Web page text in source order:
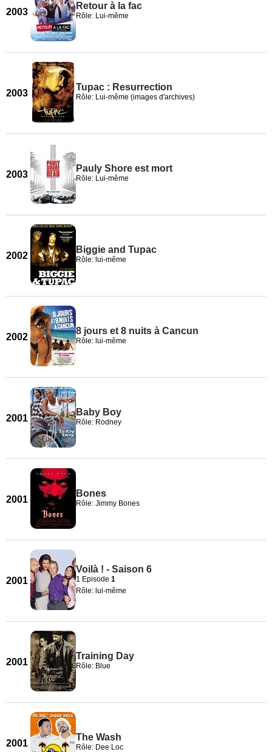
2003
Retour à la fac
Rôle: Lui-même
2003
Tupac : Resurrection
Rôle: Lui-même (images d'archives)
2003
Pauly Shore est mort
Rôle: Lui-même
2002
Biggie and Tupac
Rôle: lui-même
2002
8 jours et 8 nuits à Cancun
Rôle: lui-même
2001
Baby Boy
Rôle: Rodney
2001
Bones
Rôle: Jimmy Bones
2001
Voilà ! - Saison 6
1 Episode 1
Rôle: lui-même
2001
Training Day
Rôle: Blue
2001
The Wash
Rôle: Dee Loc